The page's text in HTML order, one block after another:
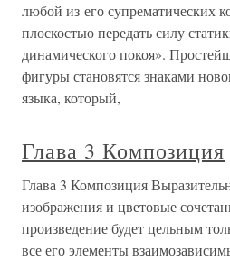
любой из его супрематических
плоскостью передать силу
динамического покоя».
фигуры становятся знаками
языка, который,
Глава 3 Композиция
Глава 3 Композиция
изображения и цветовые
произведение будет цельным
все его элементы